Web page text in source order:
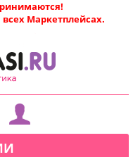
|
Маркетплейсах.